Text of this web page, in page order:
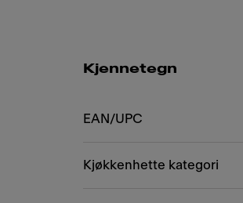
Kjennetegn
EAN/UPC
Kjøkkenhette kategori